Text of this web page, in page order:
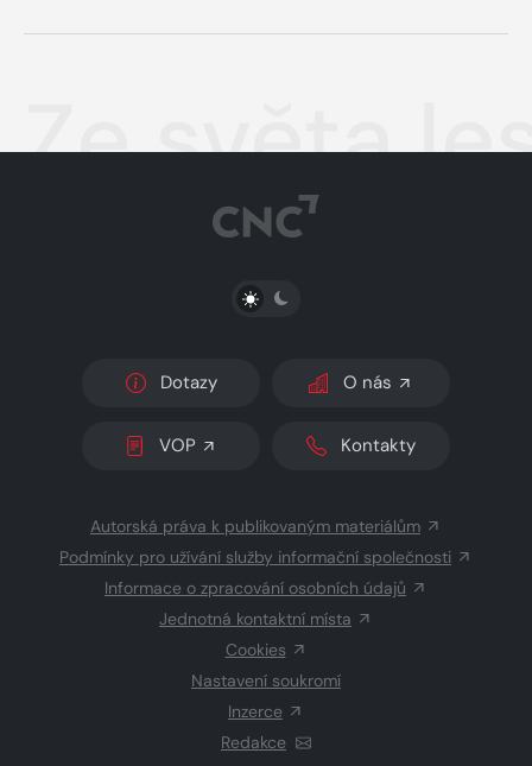
Ze světa
PŘEPNOUT SVĚTLÝ/TMAVÝ REŽIM
Dotazy O nás
VOP Kontakty
Autorská práva k publikovaným materiálům
Podmínky pro užívání služby informační společnosti
Informace o zpracování osobních údajů
Jednotná kontaktní místa
Cookies
Nastavení soukromí
Inzerce
Redakce